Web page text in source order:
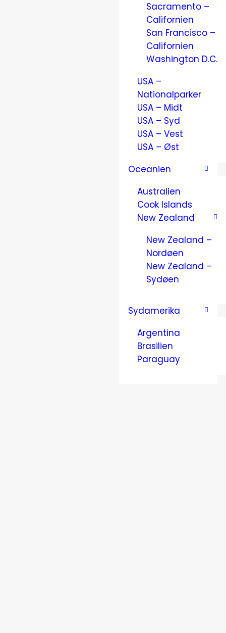
Sacramento –
Californien
San Francisco –
Californien
Washington D.C.
USA –
Nationalparker
USA – Midt
USA – Syd
USA – Vest
USA – Øst
Oceanien
Australien
Cook Islands
New Zealand
New Zealand –
Nordøen
New Zealand –
Sydøen
Sydamerika
Argentina
Brasilien
Paraguay